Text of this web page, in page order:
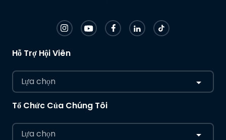
Hỗ Trợ Hội Viên
Lựa chọn
Tổ Chức Của Chúng Tôi
Lựa chọn